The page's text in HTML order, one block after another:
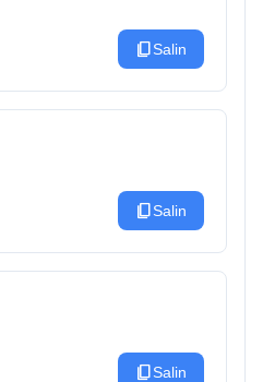
content_copySalin
content_copySalin
content_copySalin